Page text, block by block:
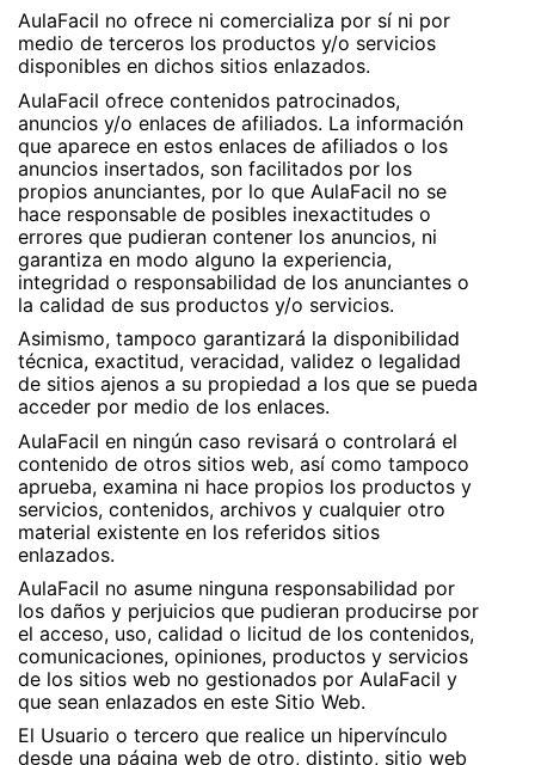
AulaFacil no ofrece ni comercializa por sí ni por
medio de terceros los productos y/o servicios
disponibles en dichos sitios enlazados.
AulaFacil ofrece contenidos patrocinados,
anuncios y/o enlaces de afiliados. La información
que aparece en estos enlaces de afiliados o los
anuncios insertados, son facilitados por los
propios anunciantes, por lo que AulaFacil no se
hace responsable de posibles inexactitudes o
errores que pudieran contener los anuncios, ni
garantiza en modo alguno la experiencia,
integridad o responsabilidad de los anunciantes o
la calidad de sus productos y/o servicios.
Asimismo, tampoco garantizará la disponibilidad
técnica, exactitud, veracidad, validez o legalidad
de sitios ajenos a su propiedad a los que se pueda
acceder por medio de los enlaces.
AulaFacil en ningún caso revisará o controlará el
contenido de otros sitios web, así como tampoco
aprueba, examina ni hace propios los productos y
servicios, contenidos, archivos y cualquier otro
material existente en los referidos sitios
enlazados.
AulaFacil no asume ninguna responsabilidad por
los daños y perjuicios que pudieran producirse por
el acceso, uso, calidad o licitud de los contenidos,
comunicaciones, opiniones, productos y servicios
de los sitios web no gestionados por AulaFacil y
que sean enlazados en este Sitio Web.
El Usuario o tercero que realice un hipervínculo
desde una página web de otro, distinto, sitio web